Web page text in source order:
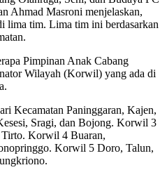
Ahmad Masroni menjelaskan,
lima tim. Lima tim ini berdasarkan
Pimpinan Anak Cabang
Wilayah (Korwil) yang ada di
Kecamatan Paninggaran, Kajen,
Sragi, dan Bojong. Korwil 3
Tirto. Korwil 4 Buaran,
Korwil 5 Doro, Talun,